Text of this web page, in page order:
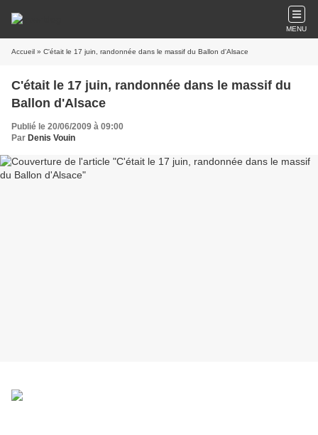
MENU
Accueil » C'était le 17 juin, randonnée dans le massif du Ballon d'Alsace
C'était le 17 juin, randonnée dans le massif du
Ballon d'Alsace
Publié le 20/06/2009 à 09:00
Par Denis Vouin